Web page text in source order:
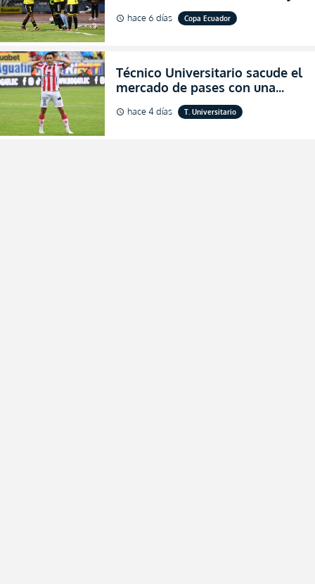
dónde ver EN VIVO los octavos
de final de la Copa Ecuador
schedule hace 6 días Copa Ecuador
Técnico Universitario sacude el
mercado de pases con una
verdadera revolución para
asegurar la permanencia
schedule hace 4 días T. Universitario